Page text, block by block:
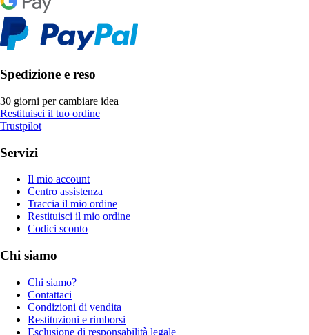
Spedizione e reso
30 giorni per cambiare idea
Restituisci il tuo ordine
Trustpilot
Servizi
Il mio account
Centro assistenza
Traccia il mio ordine
Restituisci il mio ordine
Codici sconto
Chi siamo
Chi siamo?
Contattaci
Condizioni di vendita
Restituzioni e rimborsi
Esclusione di responsabilità legale